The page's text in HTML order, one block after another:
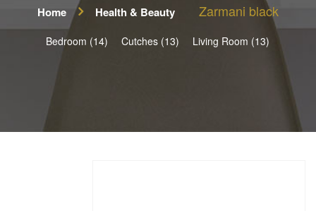
Home Health & Beauty Zarmani black
Bedroom (14) Cutches (13) Living Room (13)